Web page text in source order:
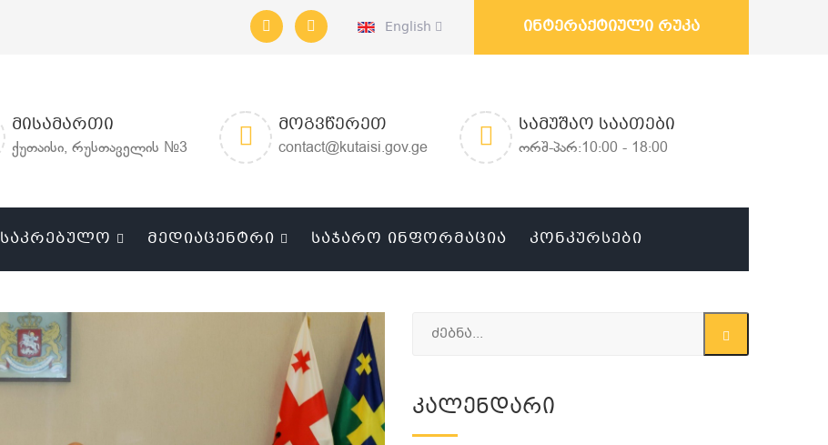
English ინტერაქტიული რუკა
ᲛᲘᲡᲐᲛᲐᲠᲗᲘ
ქუთაისი, რუსთაველის №3
ᲛᲝᲒᲕᲬᲔᲠᲔᲗ
contact@kutaisi.gov.ge
ᲡᲐᲛᲣᲨᲐᲝ ᲡᲐᲐᲗᲔᲑᲘ
ორშ-პარ:10:00 - 18:00
ᲡᲐᲙᲠᲔᲑᲣᲚᲝ ᲛᲔᲓᲘᲐᲪᲔᲜᲢᲠᲘ ᲡᲐᲯᲐᲠᲝ ᲘᲜᲤᲝᲠᲛᲐᲪᲘᲐ ᲙᲝᲜᲙᲣᲠᲡᲔᲑᲘ
Კალენდარი